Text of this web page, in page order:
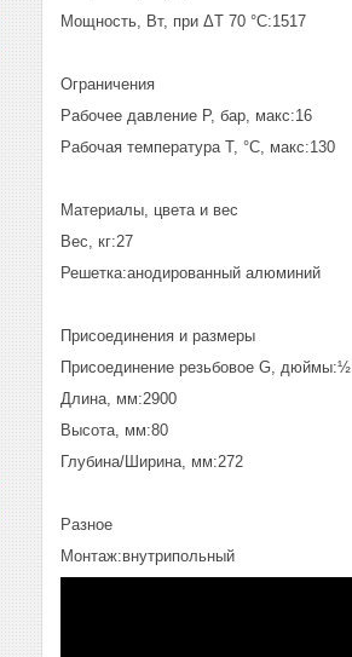
Мощность, Вт, при ΔT 70 °С:1517
Ограничения
Рабочее давление P, бар, макс:16
Рабочая температура T, °C, макс:130
Материалы, цвета и вес
Вес, кг:27
Решетка:анодированный алюминий
Присоединения и размеры
Присоединение резьбовое G, дюймы:½
Длина, мм:2900
Высота, мм:80
Глубина/Ширина, мм:272
Разное
Монтаж:внутрипольный